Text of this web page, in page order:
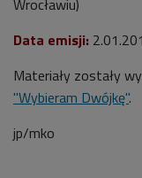
Wrocławiu)
Data emisji:
Materiały zostały
"Wybieram Dwójkę".
jp/mko